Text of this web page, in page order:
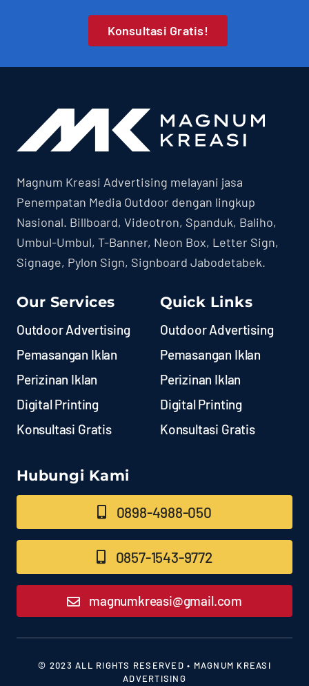
Konsultasi Gratis!
Magnum Kreasi Advertising melayani jasa
Penempatan Media Outdoor dengan lingkup
Nasional. Billboard, Videotron, Spanduk, Baliho,
Umbul-Umbul, T-Banner, Neon Box, Letter Sign,
Signage, Pylon Sign, Signboard Jabodetabek.
Our Services
Outdoor Advertising
Pemasangan Iklan
Perizinan Iklan
Digital Printing
Konsultasi Gratis
Quick Links
Outdoor Advertising
Pemasangan Iklan
Perizinan Iklan
Digital Printing
Konsultasi Gratis
Hubungi Kami
0898-4988-050
0857-1543-9772
magnumkreasi@gmail.com
© 2023 ALL RIGHTS RESERVED • MAGNUM KREASI
ADVERTISING